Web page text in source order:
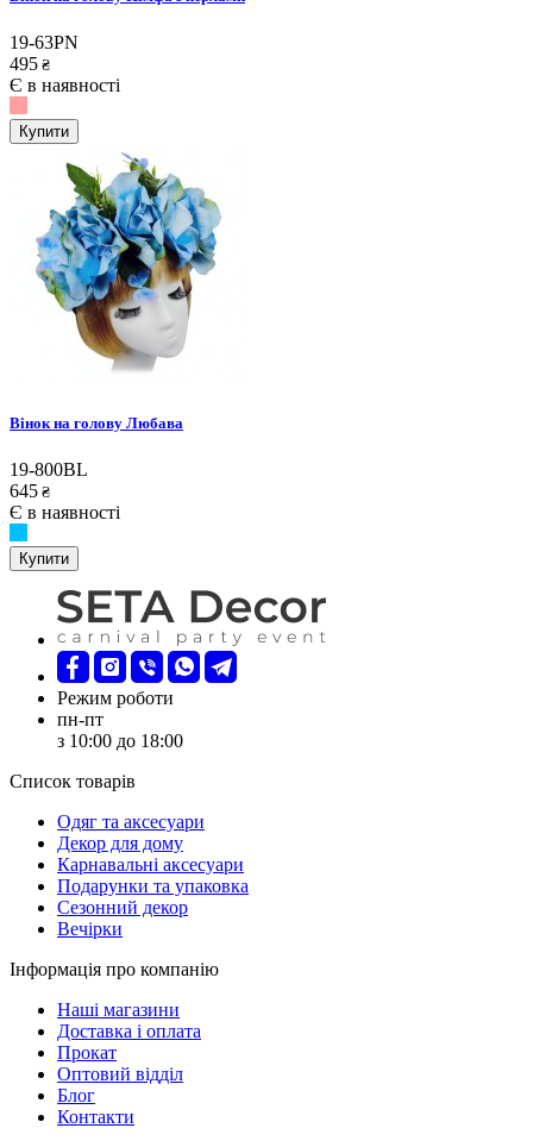
19-63PN
495 ₴
Є в наявності
Купити
Вінок на голову Любава
19-800BL
645 ₴
Є в наявності
Купити
Режим роботи
пн-пт
з 10:00 до 18:00
Список товарів
Oдяг та аксесуари
Декор для дому
Карнавальні аксесуари
Подарунки та упаковка
Сезонний декор
Вечірки
Інформація про компанію
Наші магазини
Доставка і оплата
Прокат
Оптовий відділ
Блог
Контакти